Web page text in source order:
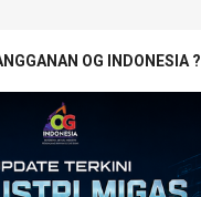
OG INDONESIA ?